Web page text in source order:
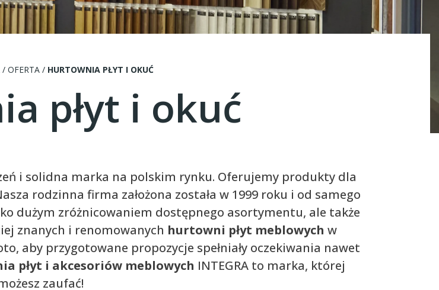
/ OFERTA/HURTOWNIA PŁYT I OKUĆ
płyt i okuć
i solidna marka na polskim rynku. Oferujemy produkty dla
rodzinna firma założona została w 1999 roku i od samego
dużym zróżnicowaniem dostępnego asortymentu, ale także
znanych i renomowanych hurtowni płyt meblowych w
aby przygotowane propozycje spełniały oczekiwania nawet
płyt i akcesoriów meblowych INTEGRA to marka, której
zaufać!